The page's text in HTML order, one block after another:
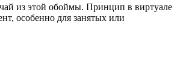
из этой обоймы. Принцип в виртуале
особенно для занятых или